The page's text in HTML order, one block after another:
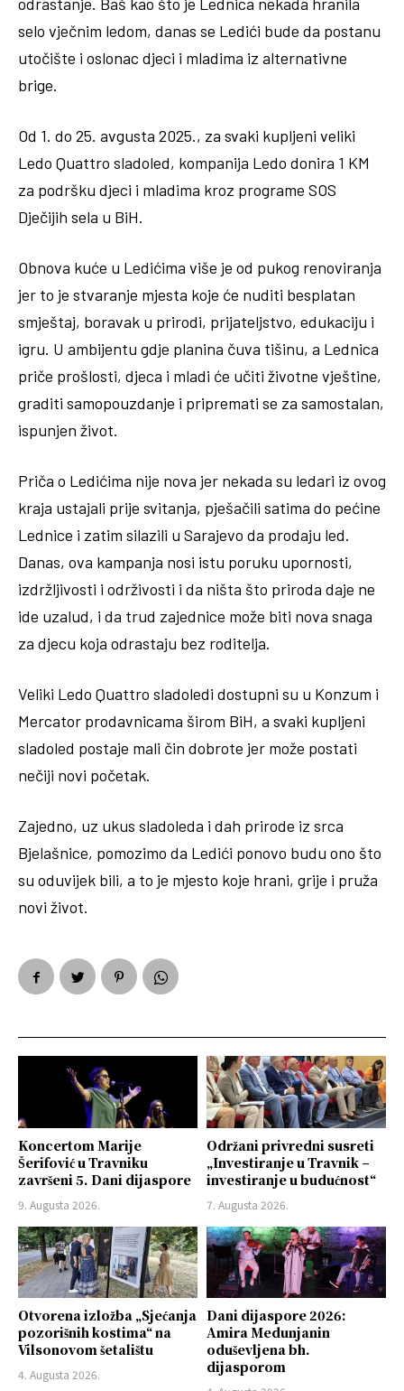
selo vječnim ledom, danas se Ledići bude da postanu
utočište i oslonac djeci i mladima iz alternativne
brige.
Od 1. do 25. avgusta 2025., za svaki kupljeni veliki
Ledo Quattro sladoled, kompanija Ledo donira 1 KM
za podršku djeci i mladima kroz programe SOS
Dječijih sela u BiH.
Obnova kuće u Ledićima više je od pukog renoviranja
jer to je stvaranje mjesta koje će nuditi besplatan
smještaj, boravak u prirodi, prijateljstvo, edukaciju i
igru. U ambijentu gdje planina čuva tišinu, a Lednica
priče prošlosti, djeca i mladi će učiti životne vještine,
graditi samopouzdanje i pripremati se za samostalan,
ispunjen život.
Priča o Ledićima nije nova jer nekada su ledari iz ovog
kraja ustajali prije svitanja, pješačili satima do pećine
Lednice i zatim silazili u Sarajevo da prodaju led.
Danas, ova kampanja nosi istu poruku upornosti,
izdržljivosti i održivosti i da ništa što priroda daje ne
ide uzalud, i da trud zajednice može biti nova snaga
za djecu koja odrastaju bez roditelja.
Veliki Ledo Quattro sladoledi dostupni su u Konzum i
Mercator prodavnicama širom BiH, a svaki kupljeni
sladoled postaje mali čin dobrote jer može postati
nečiji novi početak.
Zajedno, uz ukus sladoleda i dah prirode iz srca
Bjelašnice, pomozimo da Ledići ponovo budu ono što
su oduvijek bili, a to je mjesto koje hrani, grije i pruža
novi život.
Koncertom Marije
Šerifović u Travniku
završeni 5. Dani dijaspore
9. Augusta 2026.
Održani privredni susreti
„Investiranje u Travnik –
investiranje u budućnost“
7. Augusta 2026.
Otvorena izložba „Sjećanja
pozorišnih kostima“ na
Vilsonovom šetalištu
4. Augusta 2026.
Dani dijaspore 2026:
Amira Medunjanin
oduševljena bh.
dijasporom